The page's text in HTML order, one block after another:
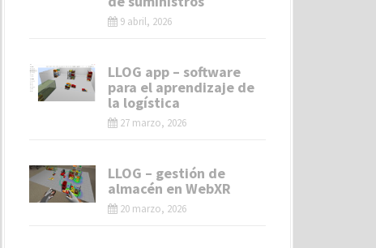
9 abril, 2026
LLOG app – software
para el aprendizaje de
la logística
27 marzo, 2026
LLOG – gestión de
almacén en WebXR
20 marzo, 2026